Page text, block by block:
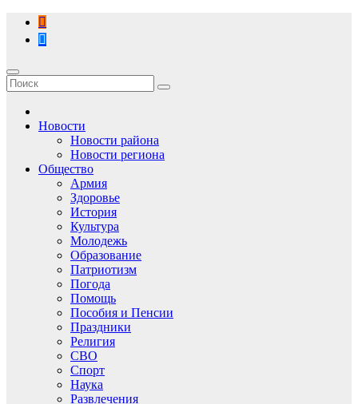
Перейти
содержимому
Новости
Новости района
Новости региона
Общество
Армия
Здоровье
История
Культура
Молодежь
Образование
Патриотизм
Погода
Помощь
Пособия и Пенсии
Праздники
Религия
СВО
Спорт
Наука
Развлечения